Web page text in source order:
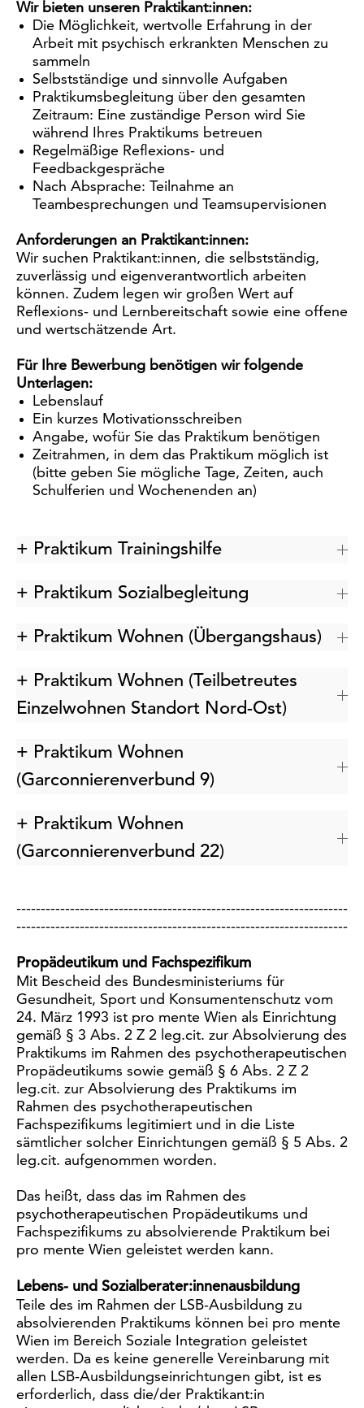
Wir bieten unseren Praktikant:innen:
Die Möglichkeit, wertvolle Erfahrung in der
Arbeit mit psychisch erkrankten Menschen zu
sammeln
Selbstständige und sinnvolle Aufgaben
Praktikumsbegleitung über den gesamten
Zeitraum: Eine zuständige Person wird Sie
während Ihres Praktikums betreuen
Regelmäßige Reflexions- und
Feedbackgespräche
Nach Absprache: Teilnahme an
Teambesprechungen und Teamsupervisionen
Anforderungen an Praktikant:innen:
Wir suchen Praktikant:innen, die selbstständig,
zuverlässig und eigenverantwortlich arbeiten
können. Zudem legen wir großen Wert auf
Reflexions- und Lernbereitschaft sowie eine offene
und wertschätzende Art.
Für Ihre Bewerbung benötigen wir folgende
Unterlagen:
Lebenslauf
Ein kurzes Motivationsschreiben
Angabe, wofür Sie das Praktikum benötigen
Zeitrahmen, in dem das Praktikum möglich ist
(bitte geben Sie mögliche Tage, Zeiten, auch
Schulferien und Wochenenden an)
+ Praktikum Trainingshilfe
+ Praktikum Sozialbegleitung
+ Praktikum Wohnen (Übergangshaus)
+ Praktikum Wohnen (Teilbetreutes
Einzelwohnen Standort Nord-Ost)
+ Praktikum Wohnen
(Garconnierenverbund 9)
+ Praktikum Wohnen
(Garconnierenverbund 22)
--------------------------------------------------------------------
--------------------------------------------------------------------
Propädeutikum und Fachspezifikum
Mit Bescheid des Bundesministeriums für
Gesundheit, Sport und Konsumentenschutz vom
24. März 1993 ist pro mente Wien als Einrichtung
gemäß § 3 Abs. 2 Z 2 leg.cit. zur Absolvierung des
Praktikums im Rahmen des psychotherapeutischen
Propädeutikums sowie gemäß § 6 Abs. 2 Z 2
leg.cit. zur Absolvierung des Praktikums im
Rahmen des psychotherapeutischen
Fachspezifikums legitimiert und in die Liste
sämtlicher solcher Einrichtungen gemäß § 5 Abs. 2
leg.cit. aufgenommen worden.
Das heißt, dass das im Rahmen des
psychotherapeutischen Propädeutikums und
Fachspezifikums zu absolvierende Praktikum bei
pro mente Wien geleistet werden kann.
Lebens- und Sozialberater:innenausbildung
Teile des im Rahmen der LSB-Ausbildung zu
absolvierenden Praktikums können bei pro mente
Wien im Bereich Soziale Integration geleistet
werden. Da es keine generelle Vereinbarung mit
allen LSB-Ausbildungseinrichtungen gibt, ist es
erforderlich, dass die/der Praktikant:in